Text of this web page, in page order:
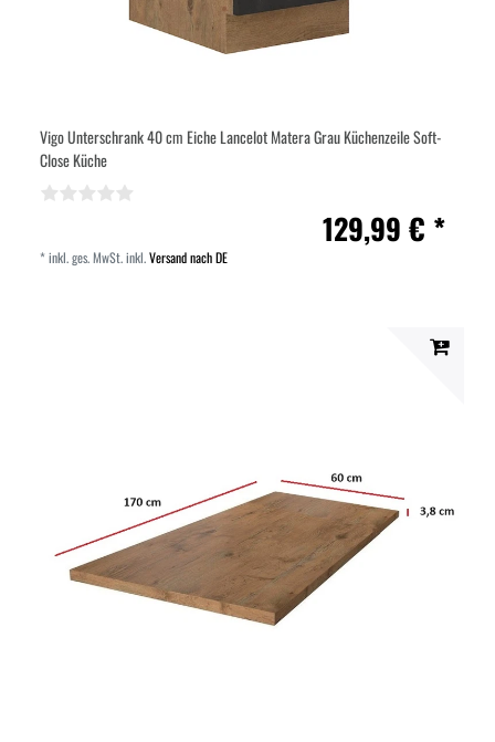
Vigo Unterschrank 40 cm Eiche Lancelot Matera Grau Küchenzeile Soft-
Close Küche
129,99 € *
*inkl. ges. MwSt.inkl.Versand nach DE